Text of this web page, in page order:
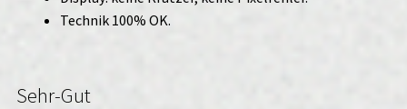
Technik 100% OK.
Sehr-Gut